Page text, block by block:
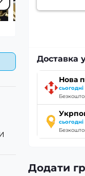
Доставка
Нова
сьогодні
сьогодні
Додати